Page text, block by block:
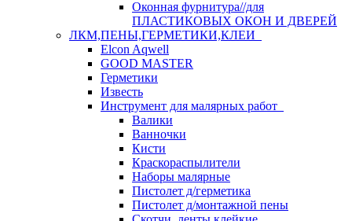
Оконная фурнитура//для
ПЛАСТИКОВЫХ ОКОН И ДВЕРЕЙ
ЛКМ,ПЕНЫ,ГЕРМЕТИКИ,КЛЕИ
Elcon Aqwell
GOOD MASTER
Герметики
Известь
Инструмент для малярных работ
Валики
Ванночки
Кисти
Краскораспылители
Наборы малярные
Пистолет д/герметика
Пистолет д/монтажной пены